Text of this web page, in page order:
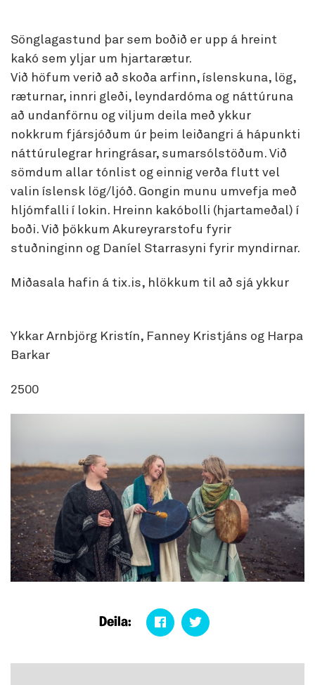
Sönglagastund þar sem boðið er upp á hreint
kakó sem yljar um hjartarætur.
Við höfum verið að skoða arfinn, íslenskuna, lög,
ræturnar, innri gleði, leyndardóma og náttúruna
að undanförnu og viljum deila með ykkur
nokkrum fjársjóðum úr þeim leiðangri á hápunkti
náttúrulegrar hringrásar, sumarsólstöðum. Við
sömdum allar tónlist og einnig verða flutt vel
valin íslensk lög/ljóð. Gongin munu umvefja með
hljómfalli í lokin. Hreinn kakóbolli (hjartameðal) í
boði. Við þökkum Akureyrarstofu fyrir
stuðninginn og Daníel Starrasyni fyrir myndirnar.
Miðasala hafin á tix.is, hlökkum til að sjá ykkur
Ykkar Arnbjörg Kristín, Fanney Kristjáns og Harpa
Barkar
2500
Deila: